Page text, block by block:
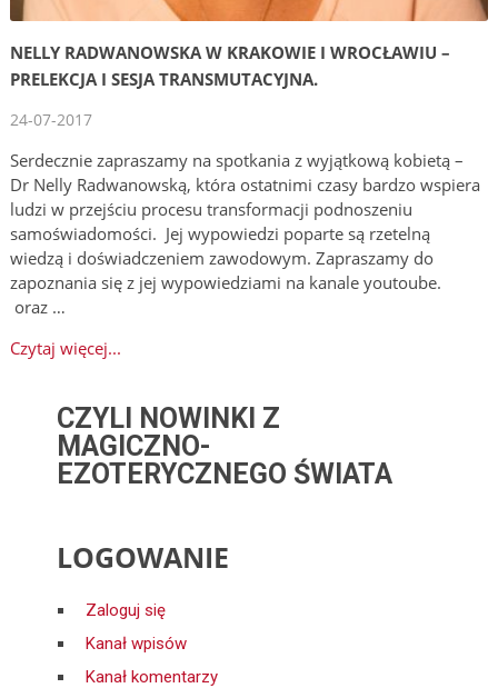
NELLY RADWANOWSKA W KRAKOWIE I WROCŁAWIU –
PRELEKCJA I SESJA TRANSMUTACYJNA.
24-07-2017
Serdecznie zapraszamy na spotkania z wyjątkową kobietą –
Dr Nelly Radwanowską, która ostatnimi czasy bardzo wspiera
ludzi w przejściu procesu transformacji podnoszeniu
samoświadomości. Jej wypowiedzi poparte są rzetelną
wiedzą i doświadczeniem zawodowym. Zapraszamy do
zapoznania się z jej wypowiedziami na kanale youtoube.
oraz …
Czytaj więcej...
CZYLI NOWINKI Z
MAGICZNO-
EZOTERYCZNEGO ŚWIATA
LOGOWANIE
Zaloguj się
Kanał wpisów
Kanał komentarzy